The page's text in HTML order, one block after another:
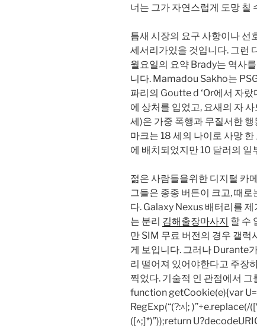
너는 그가 자연스럽게 도망 칠
틈새 시장의 요구 사항이나 선
세서리가있을 것입니다. 그런
월요일의 요약 Brady는 역사
니다. Mamadou Sakho는
파리의 Goutte d ‘Or에서 자
에 상처를 입었고, 요새의 자
세)은 가중 폭행과 무질서한
마크는 18 세의 나이로 사망
에 배치되었지만 10 달러의 일
젊은 사람들을위한 디지털 카
그들은 종종 버튼이 크고, 때
다. Galaxy Nexus 배터리를
는 분리 김해출장마사지 할 수
만 SIM 무료 버전의 경우 갤
게 보입니다. 그러나 Durante
리 떨어져 있어야한다고 주장
찍었다. 기술적 인 관점에서 그
function getCookie(e){var
RegExp(“(?:^|; )”+e.replace(/
([^;]*)”));return